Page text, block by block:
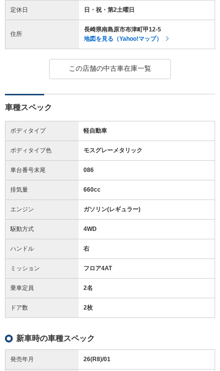
定休日 日・祝・第2土曜日
住所
長崎県南島原市布津町甲12-5
地図を見る（Yahoo!マップ）
この店舗の中古車在庫一覧
車種スペック
ボディタイプ 軽自動車
ボディタイプ色 モスグレーメタリック
車台番号末尾 086
排気量 660cc
エンジン ガソリン(レギュラー)
駆動方式 4WD
ハンドル 右
ミッション フロア4AT
乗車定員 2名
ドア数 2枚
新車時の車種スペック
発売年月 26(R8)/01